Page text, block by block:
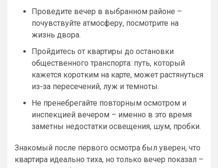
Проведите вечер в выбранном районе –
почувствуйте атмосферу, посмотрите на
жизнь двора.
Пройдитесь от квартиры до остановки
общественного транспорта: путь, который
кажется коротким на карте, может растянуться
из-за пересечений, луж и темноты.
Не пренебрегайте повторным осмотром и
инспекцией вечером – именно в это время
заметны недостатки освещения, шум, пробки.
Знакомый после первого осмотра был уверен, что
квартира идеально тиха, но только вечер показал –